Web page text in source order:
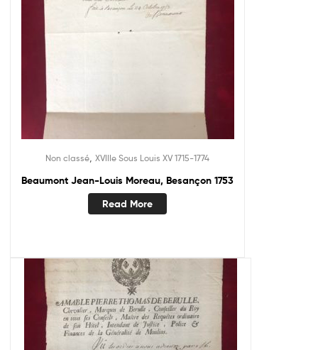
Non classé XVIIIe Sous Louis XV 1715-1774
Beaumont Jean-Louis Moreau, Besançon 1753
Read More